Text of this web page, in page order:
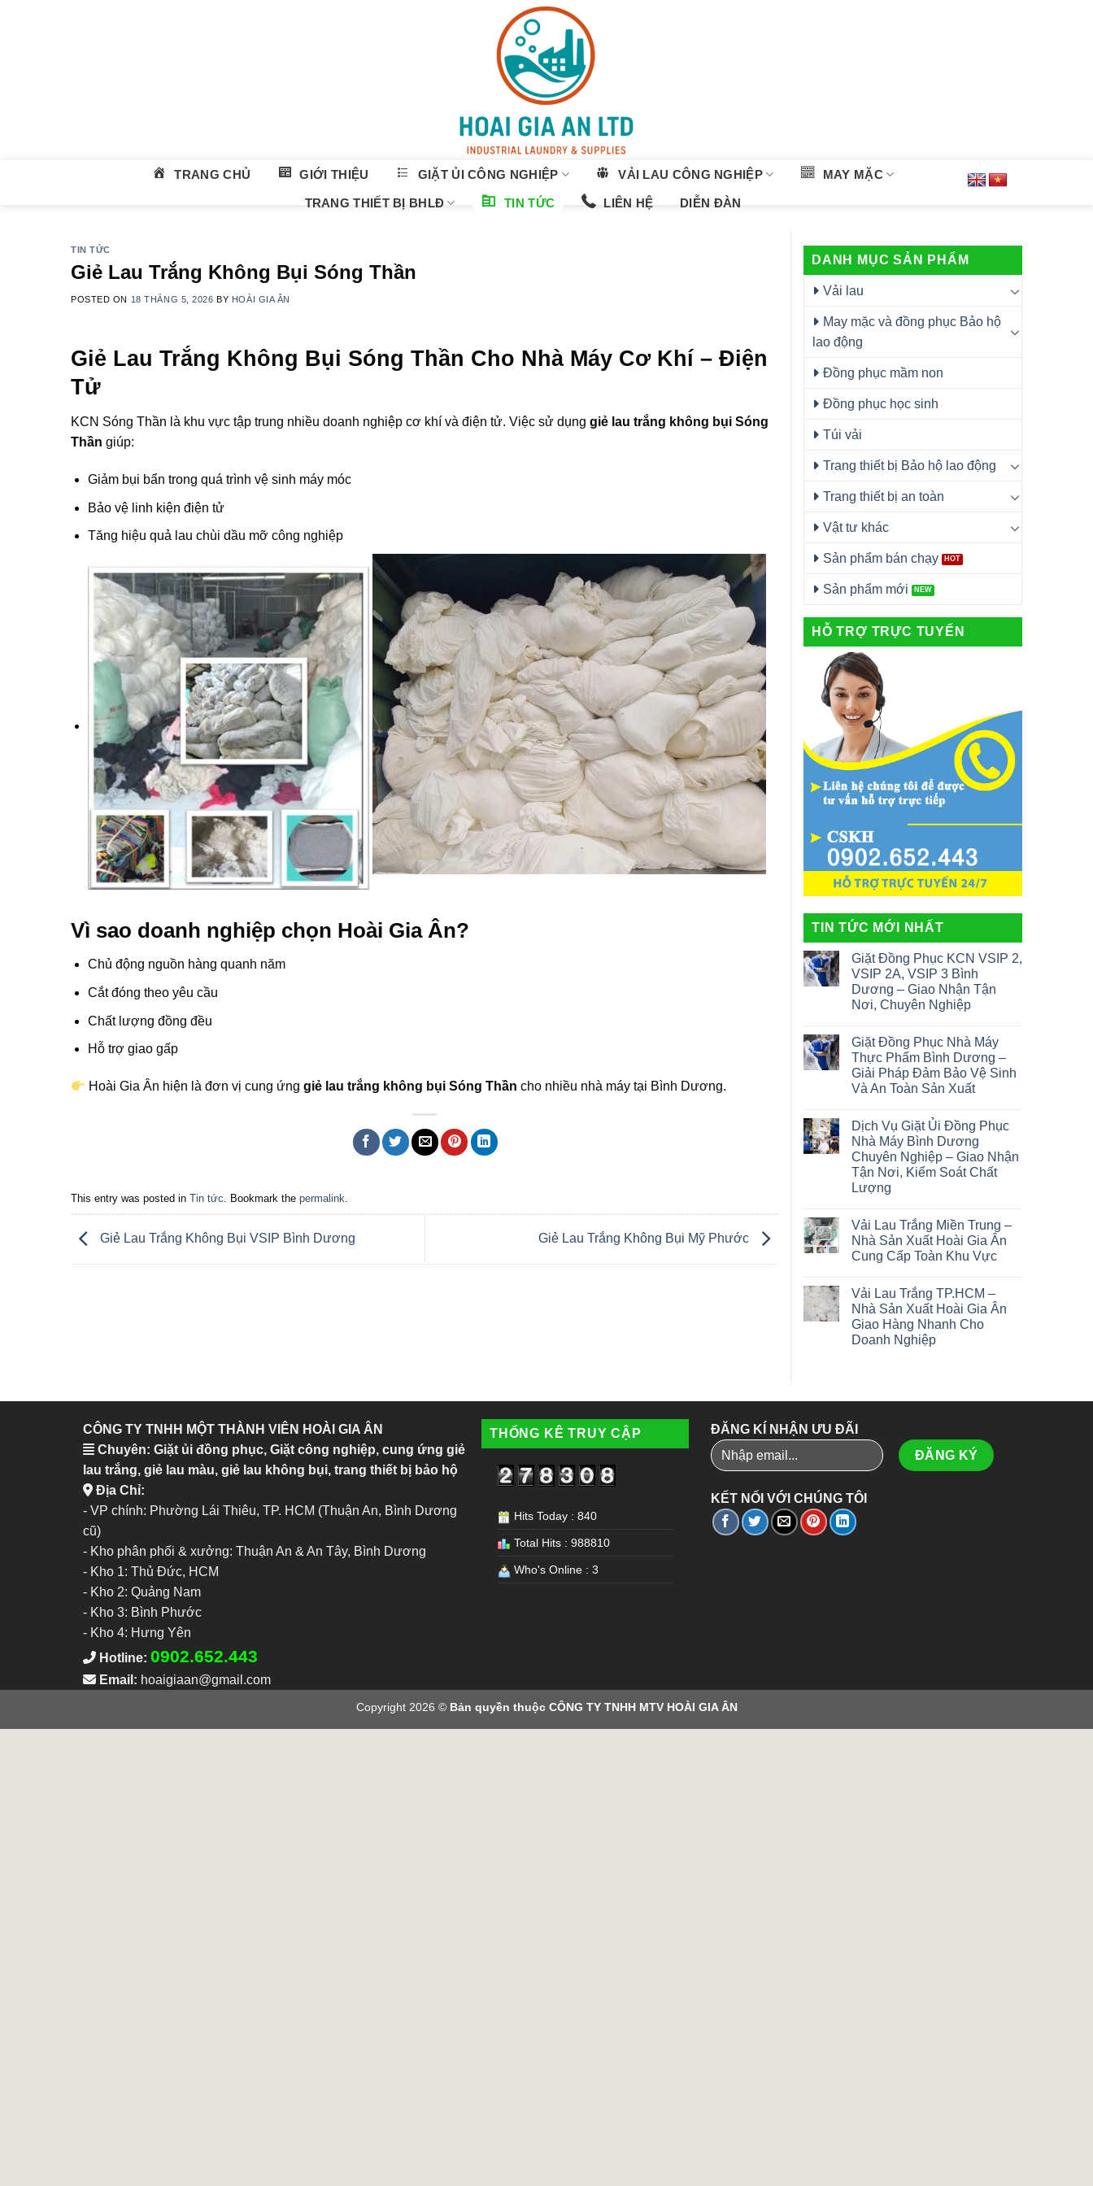
TRANG CHỦ GIỚI THIỆU GIẶT ỦI CÔNG NGHIỆP VẢI LAU CÔNG NGHIỆP MAY MẶC
TRANG THIẾT BỊ BHLĐ TIN TỨC LIÊN HỆ DIỄN ĐÀN
TIN TỨC
Giẻ Lau Trắng Không Bụi Sóng Thần
POSTED ON 18 THÁNG 5, 2026 BY HOÀI GIA ÂN
Giẻ Lau Trắng Không Bụi Sóng Thần Cho Nhà Máy Cơ Khí – Điện
Tử
KCN Sóng Thần là khu vực tập trung nhiều doanh nghiệp cơ khí và điện tử. Việc sử dụng giẻ lau trắng không bụi Sóng
Thần giúp:
Giảm bụi bẩn trong quá trình vệ sinh máy móc
Bảo vệ linh kiện điện tử
Tăng hiệu quả lau chùi dầu mỡ công nghiệp
Vì sao doanh nghiệp chọn Hoài Gia Ân?
Chủ động nguồn hàng quanh năm
Cắt đóng theo yêu cầu
Chất lượng đồng đều
Hỗ trợ giao gấp
Hoài Gia Ân hiện là đơn vị cung ứnggiẻ lau trắng không bụi Sóng Thần cho nhiều nhà máy tại Bình Dương.
This entry was posted in Tin tức. Bookmark the permalink.
Giẻ Lau Trắng Không Bụi VSIP Bình Dương Giẻ Lau Trắng Không Bụi Mỹ Phước
DANH MỤC SẢN PHẨM
Vải lau
May mặc và đồng phục Bảo hộ
lao động
Đồng phục mầm non
Đồng phục học sinh
Túi vải
Trang thiết bị Bảo hộ lao động
Trang thiết bị an toàn
Vật tư khác
Sản phẩm bán chạy
Sản phẩm mới
HỖ TRỢ TRỰC TUYẾN
TIN TỨC MỚI NHẤT
Giặt Đồng Phục KCN VSIP 2,
VSIP 2A, VSIP 3 Bình
Dương – Giao Nhận Tận
Nơi, Chuyên Nghiệp
Giặt Đồng Phục Nhà Máy
Thực Phẩm Bình Dương –
Giải Pháp Đảm Bảo Vệ Sinh
Và An Toàn Sản Xuất
Dịch Vụ Giặt Ủi Đồng Phục
Nhà Máy Bình Dương
Chuyên Nghiệp – Giao Nhận
Tận Nơi, Kiểm Soát Chất
Lượng
Vải Lau Trắng Miền Trung –
Nhà Sản Xuất Hoài Gia Ân
Cung Cấp Toàn Khu Vực
Vải Lau Trắng TP.HCM –
Nhà Sản Xuất Hoài Gia Ân
Giao Hàng Nhanh Cho
Doanh Nghiệp
CÔNG TY TNHH MỘT THÀNH VIÊN HOÀI GIA ÂN
Chuyên: Giặt ủi đồng phục, Giặt công nghiệp, cung ứng giẻ
lau trắng, giẻ lau màu, giẻ lau không bụi, trang thiết bị bảo hộ
Địa Chỉ:
- VP chính: Phường Lái Thiêu, TP. HCM (Thuận An, Bình Dương
cũ)
- Kho phân phối & xưởng: Thuận An & An Tây, Bình Dương
- Kho 1: Thủ Đức, HCM
- Kho 2: Quảng Nam
- Kho 3: Bình Phước
- Kho 4: Hưng Yên
Hotline: 0902.652.443
Email: hoaigiaan@gmail.com
THỐNG KÊ TRUY CẬP
Hits Today : 840
Total Hits : 988810
Who's Online : 3
ĐĂNG KÍ NHẬN ƯU ĐÃI
KẾT NỐI VỚI CHÚNG TÔI
Copyright 2026 © Bản quyền thuộc CÔNG TY TNHH MTV HOÀI GIA ÂN